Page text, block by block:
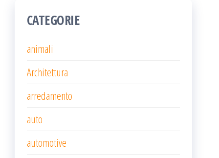
CATEGORIE
animali
Architettura
arredamento
auto
automotive